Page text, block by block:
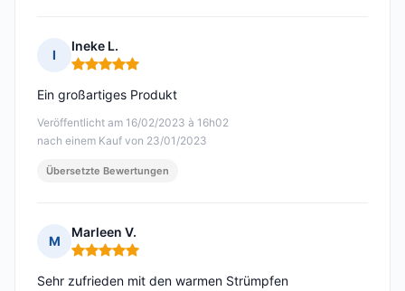
I
Ineke L.
Hinweis: 5 von 5
Veröffentlicht am 16/02/2023 à 16h02
nach einem Kauf von 23/01/2023
Ein großartiges Produkt
Übersetzte Bewertungen
M
Marleen V.
Hinweis: 5 von 5
Sehr zufrieden mit den warmen Strümpfen